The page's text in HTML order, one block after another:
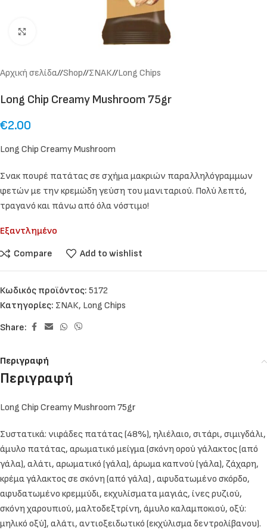
Αρχική σελίδα/ Shop/ ΣΝΑΚ/ Long Chips
Long Chip Creamy Mushroom 75gr
€2.00
Long Chip Creamy Mushroom
Σνακ πουρέ πατάτας σε σχήμα μακριών παραλληλόγραμμων
φετών με την κρεμώδη γεύση του μανιταριού. Πολύ λεπτό,
τραγανό και πάνω από όλα νόστιμο!
Εξαντλημένο
Compare
Add to wishlist
Κωδικός προϊόντος: 5172
Κατηγορίες: ΣΝΑΚ, Long Chips
Share:
Περιγραφή
Περιγραφή
Long Chip Creamy Mushroom 75gr
Συστατικά: νιφάδες πατάτας (48%), ηλιέλαιο, σιτάρι, σιμιγδάλι,
άμυλο πατάτας, αρωματικό μείγμα (σκόνη ορού γάλακτος (από
γάλα), αλάτι, αρωματικό (γάλα), άρωμα καπνού (γάλα), ζάχαρη,
κρέμα γάλακτος σε σκόνη (από γάλα) , αφυδατωμένο σκόρδο,
αφυδατωμένο κρεμμύδι, εκχυλίσματα μαγιάς, ίνες ρυζιού,
σκόνη χαρουπιού, μαλτοδεξτρίνη, άμυλο καλαμποκιού, οξύ:
μηλικό οξύ], αλάτι, αντιοξειδωτικό (εκχύλισμα δεντρολίβανου).